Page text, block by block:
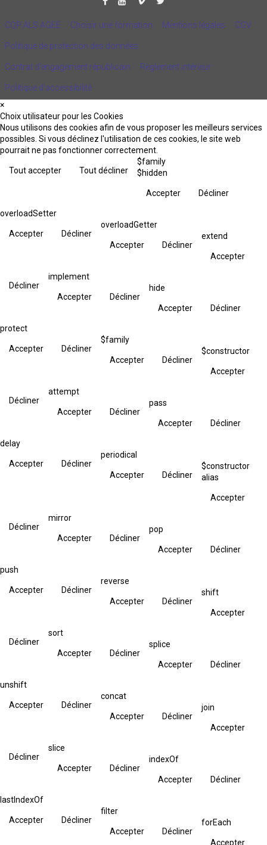
CQP ALS AGEE Choisir une formation Mentions légales CGV
Politique de protection des données
Contrat d'engagement républicain Règlement intérieur
Politique d’accessibilité
×
Choix utilisateur pour les Cookies
Nous utilisons des cookies afin de vous proposer les meilleurs services
possibles. Si vous déclinez l'utilisation de ces cookies, le site web
pourrait ne pas fonctionner correctement.
Tout accepter Tout décliner
$family
$hidden
Accepter Décliner
overloadSetter
Accepter Décliner
overloadGetter
Accepter Décliner
extend
Accepter
Décliner
implement
Accepter Décliner
hide
Accepter Décliner
protect
Accepter Décliner
$family
Accepter Décliner
$constructor
Accepter
Décliner
attempt
Accepter Décliner
pass
Accepter Décliner
delay
Accepter Décliner
periodical
Accepter Décliner
$constructor
alias
Accepter
Décliner
mirror
Accepter Décliner
pop
Accepter Décliner
push
Accepter Décliner
reverse
Accepter Décliner
shift
Accepter
Décliner
sort
Accepter Décliner
splice
Accepter Décliner
unshift
Accepter Décliner
concat
Accepter Décliner
join
Accepter
Décliner
slice
Accepter Décliner
indexOf
Accepter Décliner
lastIndexOf
Accepter Décliner
filter
Accepter Décliner
forEach
Accepter